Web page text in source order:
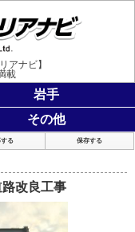
アナビ】
載
岩手
その他
る 保存する
改良工事